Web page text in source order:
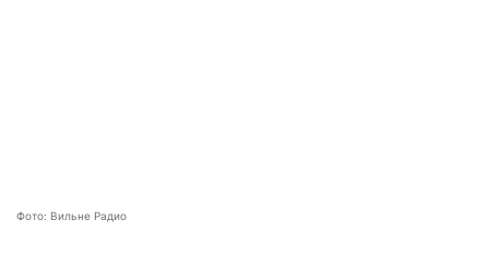
Фото: Вильне Радио